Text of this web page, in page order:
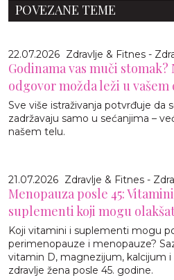
POVEZANE TEME
22.07.2026 Zdravlje & Fitnes -
Godinama vas muči stomak?
odgovor možda leži u vašem
Sve više istraživanja potvrđuje da
zadržavaju samo u sećanjima –
našem telu.
21.07.2026 Zdravlje & Fitnes -
Menopauza posle 45:
suplementi koji mogu
Koji vitamini i suplementi mogu
perimenopauze i menopauze?
vitamin D, magnezijum, kalcijum
zdravlje žena posle 45. godine.